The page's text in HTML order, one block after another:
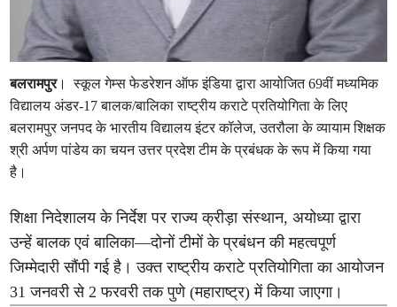
बलरामपुर। स्कूल गेम्स फेडरेशन ऑफ इंडिया द्वारा आयोजित 69वीं मध्यमिक
विद्यालय अंडर-17 बालक/बालिका राष्ट्रीय कराटे प्रतियोगिता के लिए
बलरामपुर जनपद के भारतीय विद्यालय इंटर कॉलेज, उतरौला के व्यायाम शिक्षक
श्री अर्पण पांडेय का चयन उत्तर प्रदेश टीम के प्रबंधक के रूप में किया गया
है।
शिक्षा निदेशालय के निर्देश पर राज्य क्रीड़ा संस्थान, अयोध्या द्वारा
उन्हें बालक एवं बालिका—दोनों टीमों के प्रबंधन की महत्वपूर्ण
जिम्मेदारी सौंपी गई है। उक्त राष्ट्रीय कराटे प्रतियोगिता का आयोजन
31 जनवरी से 2 फरवरी तक पुणे (महाराष्ट्र) में किया जाएगा।